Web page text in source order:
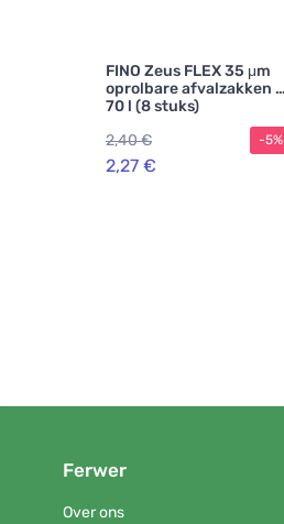
FINO Zeus FLEX 35 μm
oprolbare afvalzakken -
70 l (8 stuks)
2,40 €
2,27 €
-5%
Ferwer
Over ons